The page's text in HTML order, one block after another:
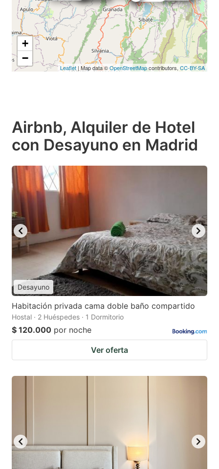
+
−
Leaflet | Map data ©OpenStreetMapcontributors, CC-BY-SA
Airbnb, Alquiler de Hotel
con Desayuno en Madrid
Desayuno
Habitación privada cama doble baño compartido
Hostal · 2 Huéspedes · 1 Dormitorio
$ 120.000 por noche
Ver oferta